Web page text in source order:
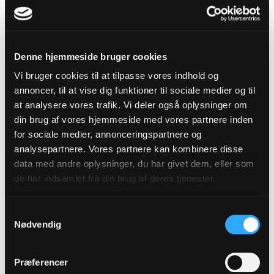
Denne hjemmeside bruger cookies
Vi bruger cookies til at tilpasse vores indhold og
annoncer, til at vise dig funktioner til sociale medier og til
at analysere vores trafik. Vi deler også oplysninger om
din brug af vores hjemmeside med vores partnere inden
for sociale medier, annonceringspartnere og
analysepartnere. Vores partnere kan kombinere disse
data med andre oplysninger, du har givet dem, eller som
de har indsamlet fra din brug af deres tjenester.
Nødvendig
Præferencer
områdets biodiversitet og bidrage til en reduktion
Vallensbæk Kirkeskov er blot ét blandt mange
eksempler på, at folkekirken tager aktivt del i den
grønne omstilling, vi som samfund er i gang med.
Jeg glæder mig over de mange tiltag, små som
store, der finder sted. Senest har vores eget
grønne udvalg i stiftet udarbejdet en oversigt over
energiforbruget i stiftets sogne.
Tilbagemeldingerne fra sognene giver nu overblik
når det enkelte menighedsråd skal prioritere, hvor
Netop menighedsrådene er afgørende for, at den